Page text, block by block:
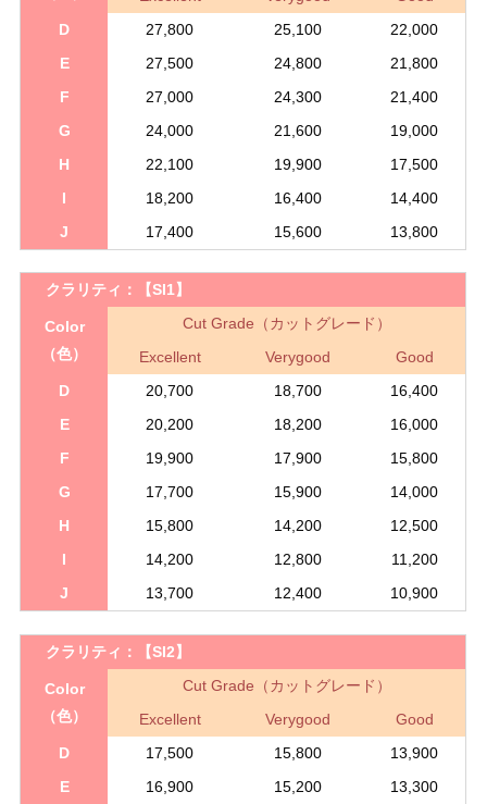
D
27,800 25,100
22,000
E
27,500 24,800
21,800
F
27,000 24,300
21,400
G
24,000 21,600
19,000
H
22,100 19,900
17,500
I
18,200 16,400
14,400
J
17,400 15,600 13,800
クラリティ： 【SI1】
Color
（色）
Cut Grade（カットグレード）
Excellent
Verygood
Good
D
20,700 18,700
16,400
E
20,200 18,200
16,000
F
19,900 17,900
15,800
G
17,700 15,900
14,000
H
15,800 14,200
12,500
I
14,200 12,800
11,200
J
13,700 12,400 10,900
クラリティ： 【SI2】
Color
（色）
Cut Grade（カットグレード）
Excellent
Verygood
Good
D
17,500 15,800
13,900
E
16,900 15,200
13,300